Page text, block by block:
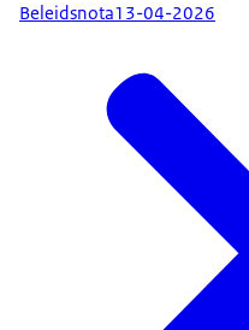
Beleidsnota13-04-2026